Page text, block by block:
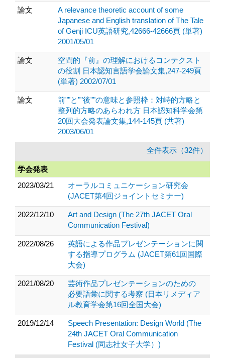
論文
A relevance theoretic account of some
Japanese and English translation of The Tale
of Genji ICU英語研究,42666-42666頁 (単著)
2001/05/01
論文
空間的『前』の理解におけるコンテクスト
の役割 日本認知言語学会論文集,247-249頁
(単著) 2002/07/01
論文
前""と""後""の意味と参照枠：対峙的方略と
整列的方略のあらわれ方 日本認知科学会第
20回大会発表論文集,144-145頁 (共著)
2003/06/01
全件表示（32件）
学会発表
2023/03/21
オーラルコミュニケーション研究会
(JACET第4回ジョイントセミナー)
2022/12/10
Art and Design (The 27th JACET Oral
Communication Festival)
2022/08/26
英語による作品プレゼンテーションに関
する指導プログラム (JACET第61回国際
大会)
2021/08/20
芸術作品プレゼンテーションのための
必要語彙に関する考察 (日本リメディア
ル教育学会第16回全国大会)
2019/12/14
Speech Presentation: Design World (The
24th JACET Oral Communication
Festival (同志社女子大学）)